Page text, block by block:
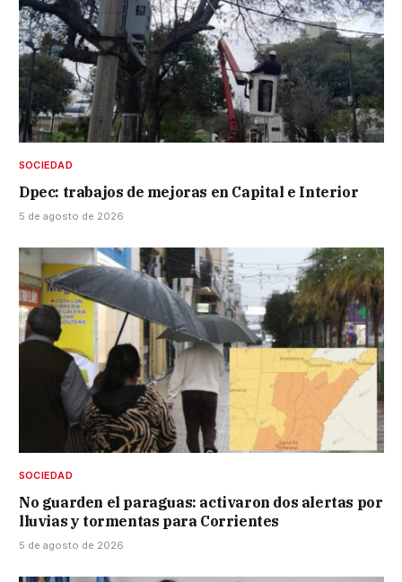
SOCIEDAD
Dpec: trabajos de mejoras en Capital e Interior
5 de agosto de 2026
SOCIEDAD
No guarden el paraguas: activaron dos alertas por
lluvias y tormentas para Corrientes
5 de agosto de 2026